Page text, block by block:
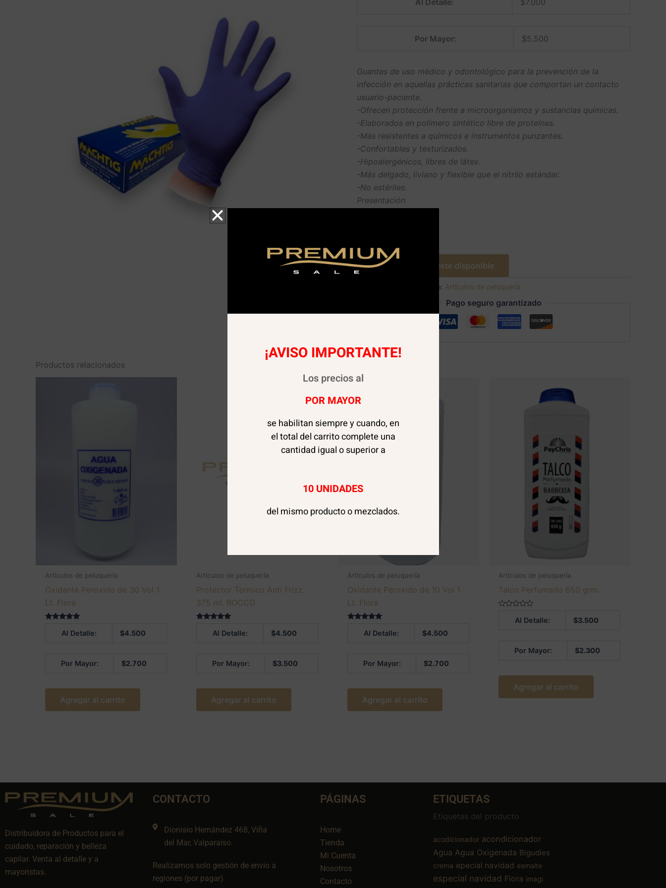
Por Mayor: $5.500
Guantes de uso médico y odontológico para la prevención de la
infección en aquellas prácticas sanitarias que comportan un contacto
usuario-paciente.
-Ofrecen protección frente a microorganismos y sustancias químicas.
-Elaborados en polímero sintético libre de proteínas.
-Más resistentes a químicos e instrumentos punzantes.
-Confortables y texturizados.
-Hipoalergénicos, libres de látex.
-Más delgado, liviano y flexible que el nitrilo estándar.
-No estériles.
Presentación
Avísame cuando este disponible
Categoría: Artículos de peluquería
Pago seguro garantizado
Productos relacionados
Artículos de peluquería
Oxidante Peroxido de 30 Vol 1
Lt. Flora
Al Detalle: $4.500
Por Mayor: $2.700
Agregar al carrito
Artículos de peluquería
Protector Termico Anti Frizz
375 ml. ROCCO
Al Detalle: $4.500
Por Mayor: $3.500
Agregar al carrito
Artículos de peluquería
Oxidante Peroxido de 10 Vol 1
Lt. Flora
Al Detalle: $4.500
Por Mayor: $2.700
Agregar al carrito
Artículos de peluquería
Talco Perfumado 650 grm.
Al Detalle: $3.500
Por Mayor: $2.300
Agregar al carrito
Distribuidora de Productos para el
cuidado, reparación y belleza
capilar. Venta al detalle y a
mayoristas.
CONTACTO
Dionisio Hernández 468, Viña
del Mar, Valparaíso.
Realizamos solo gestión de envío a
regiones (por pagar)
PÁGINAS
Home
Tienda
Mi Cuenta
Nosotros
Contacto
ETIQUETAS
Etiquetas del producto
acodicionador acondicionador
Agua Agua Oxigenada Bigudíes
crema epecial navidad esmalte
especial navidad Flora imagi
¡AVISO IMPORTANTE!
Los precios al
POR MAYOR
se habilitan siempre y cuando, en
el total del carrito complete una
cantidad igual o superior a
10 UNIDADES
del mismo producto o mezclados.